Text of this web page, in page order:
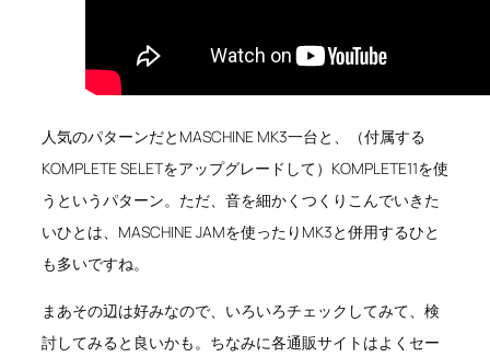
人気のパターンだとMASCHINE MK3一台と、（付属する
KOMPLETE SELETをアップグレードして）KOMPLETE11を使
うというパターン。ただ、音を細かくつくりこんでいきた
いひとは、MASCHINE JAMを使ったりMK3と併用するひと
も多いですね。
まあその辺は好みなので、いろいろチェックしてみて、検
討してみると良いかも。ちなみに各通販サイトはよくセー